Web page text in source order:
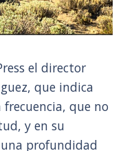
el director
que indica
que no
y en su
profundidad